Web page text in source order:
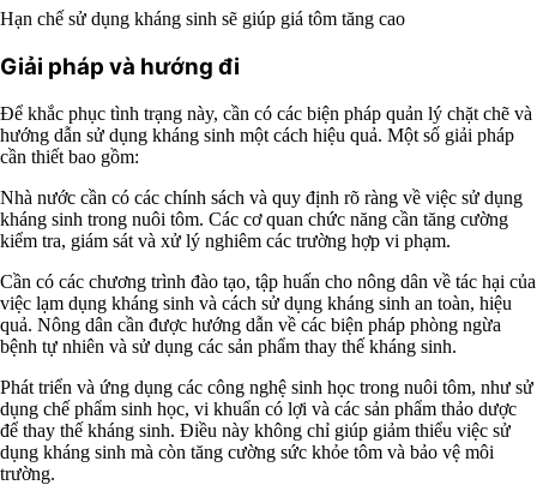
Hạn chế sử dụng kháng sinh sẽ giúp giá tôm tăng cao
Giải pháp và hướng đi
Để khắc phục tình trạng này, cần có các biện pháp quản lý chặt chẽ và
hướng dẫn sử dụng kháng sinh một cách hiệu quả. Một số giải pháp
cần thiết bao gồm:
Nhà nước cần có các chính sách và quy định rõ ràng về việc sử dụng
kháng sinh trong nuôi tôm. Các cơ quan chức năng cần tăng cường
kiểm tra, giám sát và xử lý nghiêm các trường hợp vi phạm.
Cần có các chương trình đào tạo, tập huấn cho nông dân về tác hại của
việc lạm dụng kháng sinh và cách sử dụng kháng sinh an toàn, hiệu
quả. Nông dân cần được hướng dẫn về các biện pháp phòng ngừa
bệnh tự nhiên và sử dụng các sản phẩm thay thế kháng sinh.
Phát triển và ứng dụng các công nghệ sinh học trong nuôi tôm, như sử
dụng chế phẩm sinh học, vi khuẩn có lợi và các sản phẩm thảo dược
để thay thế kháng sinh. Điều này không chỉ giúp giảm thiểu việc sử
dụng kháng sinh mà còn tăng cường sức khỏe tôm và bảo vệ môi
trường.